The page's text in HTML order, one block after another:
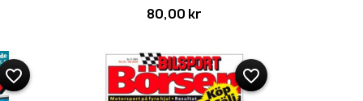
80,00 kr
favorite_border favorite_border